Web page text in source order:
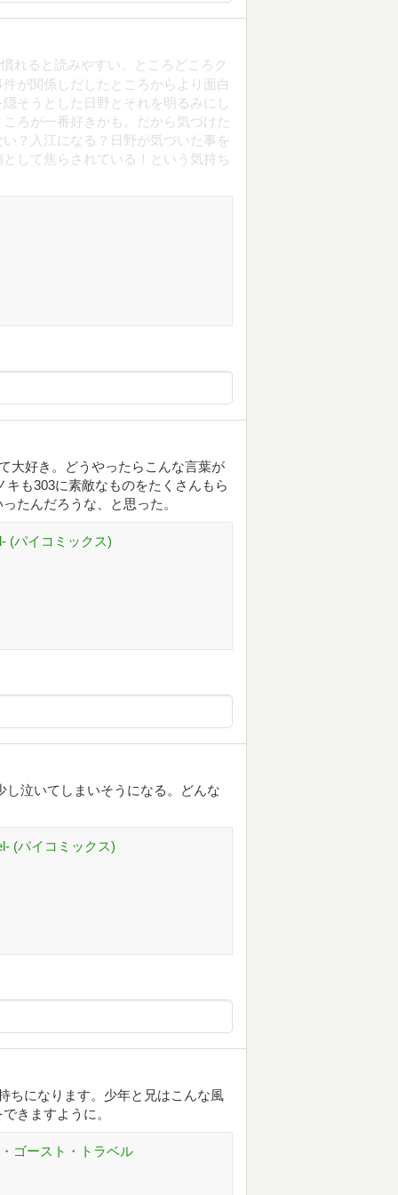
れると読みやすい。ところどころク
が関係しだしたところからより面白
そうとした日野とそれを明るみにし
ろが一番好きかも。だから気づけた
？入江になる？日野が気づいた事を
して焦らされている！という気持ち
大好き。どうやったらこんな言葉が
も303に素敵なものをたくさんもら
たんだろうな、と思った。
(パイコミックス)
泣いてしまいそうになる。どんな
(パイコミックス)
ちになります。少年と兄はこんな風
きますように。
ゴースト・トラベル